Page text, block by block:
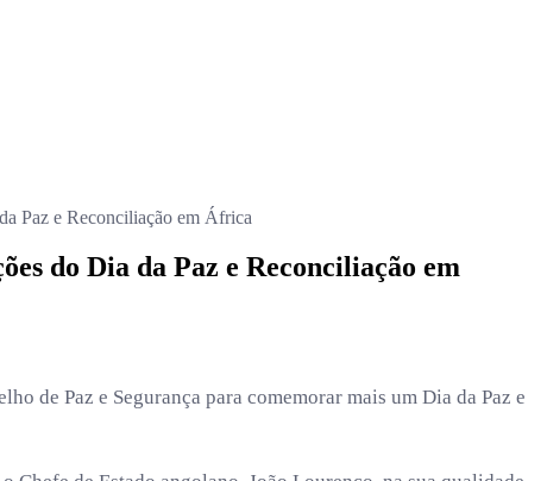
Paz e Reconciliação em África
do Dia da Paz e Reconciliação em
de Paz e Segurança para comemorar mais um Dia da Paz e